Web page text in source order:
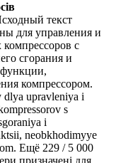
текст
для управления и
с
сгорания и
компрессором.
dlya upravleniya i
s
i
neobkhodimyye
Ещё 229 / 5 000
призначені для